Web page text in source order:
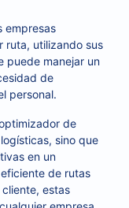
empresas
ruta, utilizando sus
puede manejar un
de
personal.
de
sino que
en un
de rutas
estas